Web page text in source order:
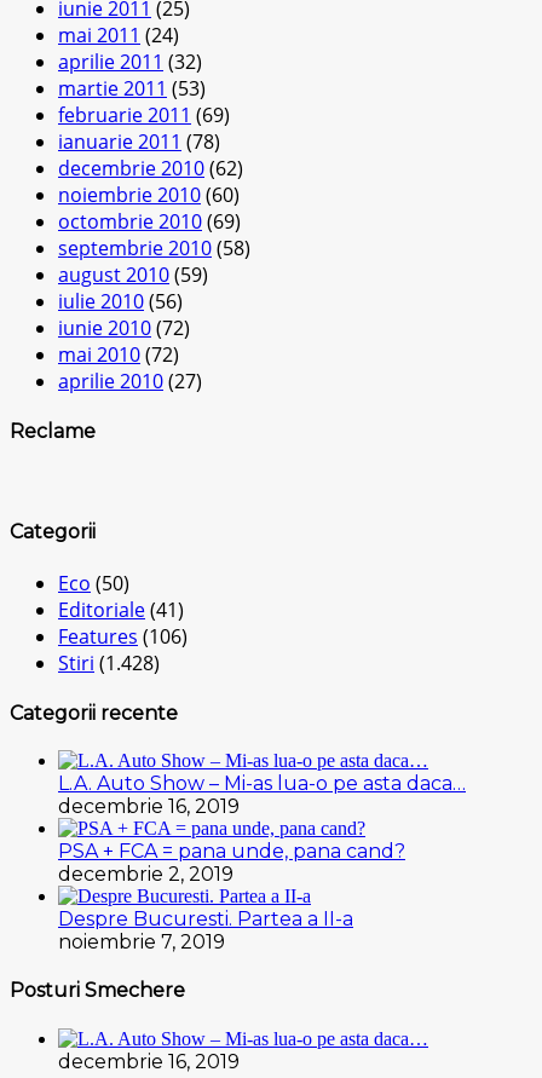
iunie 2011 (25)
mai 2011 (24)
aprilie 2011 (32)
martie 2011 (53)
februarie 2011 (69)
ianuarie 2011 (78)
decembrie 2010(62)
noiembrie 2010(60)
octombrie 2010(69)
septembrie 2010(58)
august 2010(59)
iulie 2010(56)
iunie 2010(72)
mai 2010(72)
aprilie 2010(27)
Reclame
Categorii
Eco (50)
Editoriale(41)
Features (106)
Stiri (1.428)
Categorii recente
L.A. Auto Show – Mi-as lua-o pe asta daca…
decembrie 16, 2019
PSA + FCA = pana unde, pana cand?
decembrie 2, 2019
Despre Bucuresti. Partea a II-a
noiembrie 7, 2019
Posturi Smechere
decembrie 16, 2019